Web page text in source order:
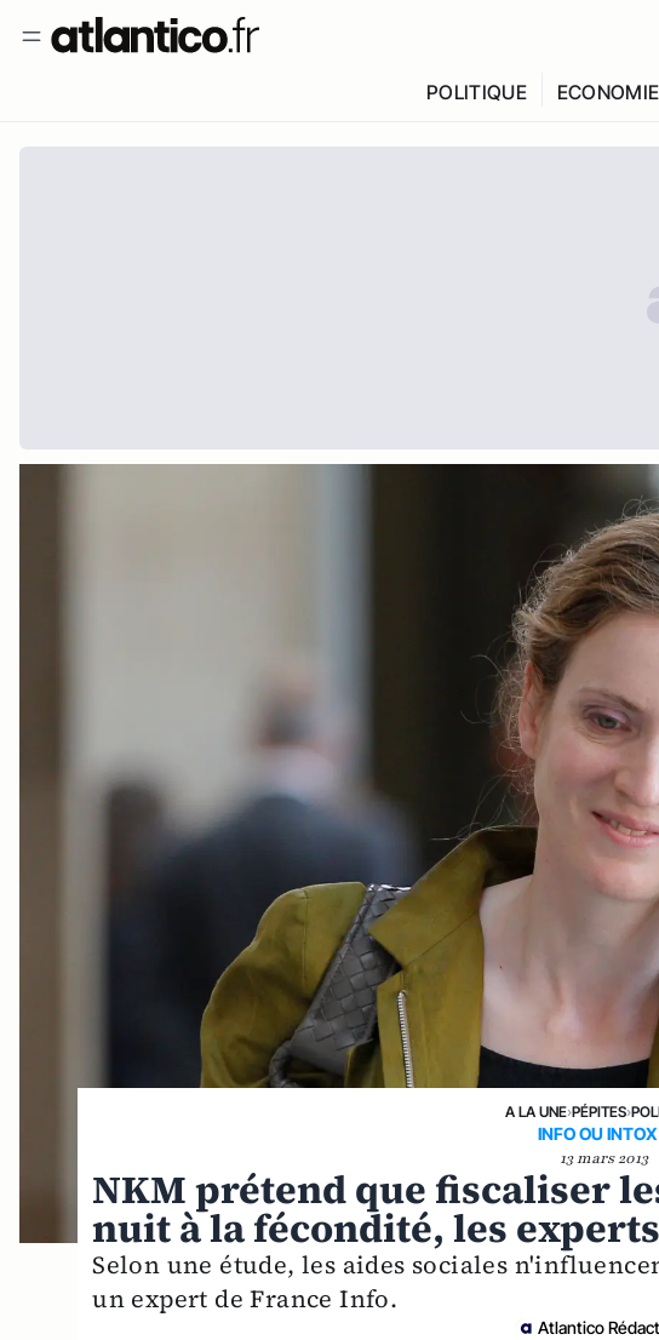
POLITIQUE ECONOMIE
A LA UNE›PÉPITES›
INFO OU
13 mars 2013
NKM prétend que fiscaliser
nuit à la fécondité, les
Selon une étude, les aides sociales
un expert de France Info.
Atlantico